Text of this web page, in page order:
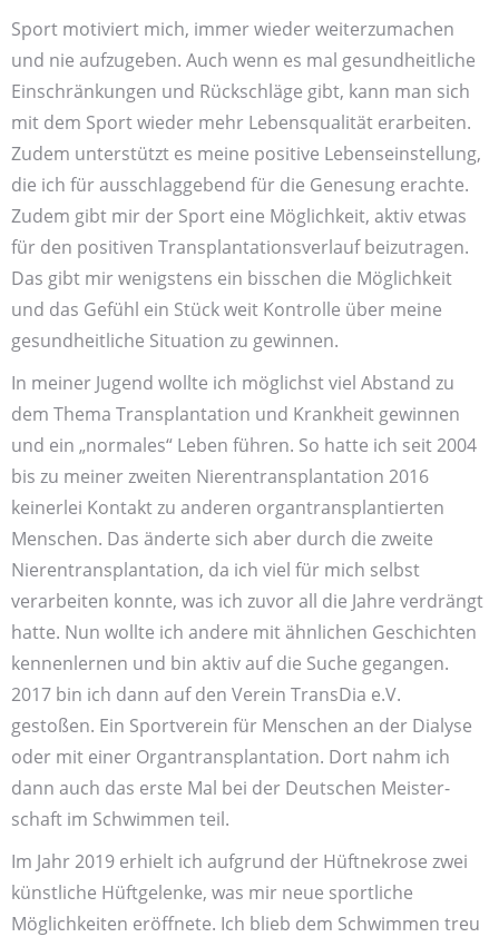
Sport motiviert mich, immer wieder weiter­zumachen
und nie aufzugeben. Auch wenn es mal gesund­heitliche
Einschränkungen und Rück­schläge gibt, kann man sich
mit dem Sport wieder mehr Lebens­qualität erarbeiten.
Zudem unterstützt es meine positive Lebens­einstellung,
die ich für aus­schlaggebend für die Genesung erachte.
Zudem gibt mir der Sport eine Möglichkeit, aktiv etwas
für den positiven Transplantations­verlauf beizutragen.
Das gibt mir wenigstens ein bisschen die Möglichkeit
und das Gefühl ein Stück weit Kontrolle über meine
gesundheitliche Situation zu gewinnen.
In meiner Jugend wollte ich möglichst viel Abstand zu
dem Thema Transplantation und Krankheit gewinnen
und ein „normales“ Leben führen. So hatte ich seit 2004
bis zu meiner zweiten Nieren­transplantation 2016
keinerlei Kontakt zu anderen organ­transplantierten
Menschen. Das änderte sich aber durch die zweite
Nieren­transplantation, da ich viel für mich selbst
verarbeiten konnte, was ich zuvor all die Jahre verdrängt
hatte. Nun wollte ich andere mit ähnlichen Geschichten
kennenlernen und bin aktiv auf die Suche gegangen.
2017 bin ich dann auf den Verein TransDia e.V.
gestoßen. Ein Sport­verein für Menschen an der Dialyse
oder mit einer Organ­transplantation. Dort nahm ich
dann auch das erste Mal bei der Deutschen Meister­
schaft im Schwimmen teil.
Im Jahr 2019 erhielt ich aufgrund der Hüft­nekrose zwei
künstliche Hüftgelenke, was mir neue sportliche
Möglichkeiten eröffnete. Ich blieb dem Schwimmen treu